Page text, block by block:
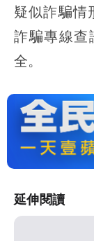
疑似詐騙情
詐騙專線查
全。
延伸閱讀